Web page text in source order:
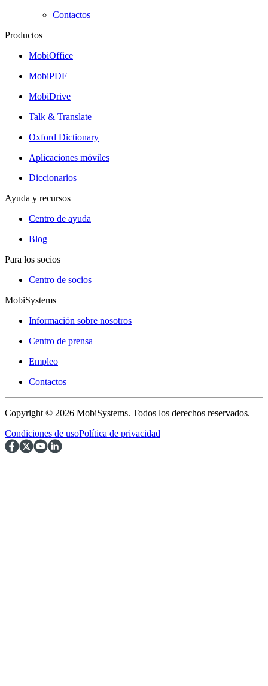
Contactos
Productos
MobiOffice
MobiPDF
MobiDrive
Talk & Translate
Oxford Dictionary
Aplicaciones móviles
Diccionarios
Ayuda y recursos
Centro de ayuda
Blog
Para los socios
Centro de socios
MobiSystems
Información sobre nosotros
Centro de prensa
Empleo
Contactos
Copyright © 2026 MobiSystems. Todos los derechos reservados.
Condiciones de usoPolítica de privacidad